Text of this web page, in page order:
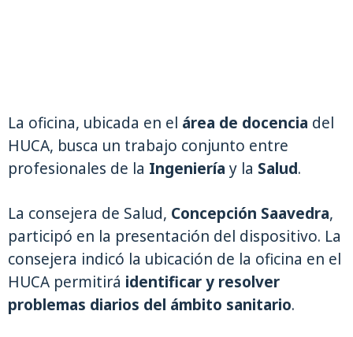
La oficina, ubicada en el área de docencia del
HUCA, busca un trabajo conjunto entre
profesionales de la Ingeniería y la Salud.
La consejera de Salud, Concepción Saavedra,
participó en la presentación del dispositivo. La
consejera indicó la ubicación de la oficina en el
HUCA permitirá identificar y resolver
problemas diarios del ámbito sanitario.